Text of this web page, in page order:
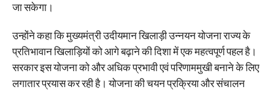
जा सकेगा।
उन्होंने कहा कि मुख्यमंत्री उदीयमान खिलाड़ी उन्नयन योजना राज्य के
प्रतिभावान खिलाड़ियों को आगे बढ़ाने की दिशा में एक महत्वपूर्ण पहल है।
सरकार इस योजना को और अधिक प्रभावी एवं परिणाममुखी बनाने के लिए
लगातार प्रयास कर रही है। योजना की चयन प्रक्रिया और संचालन